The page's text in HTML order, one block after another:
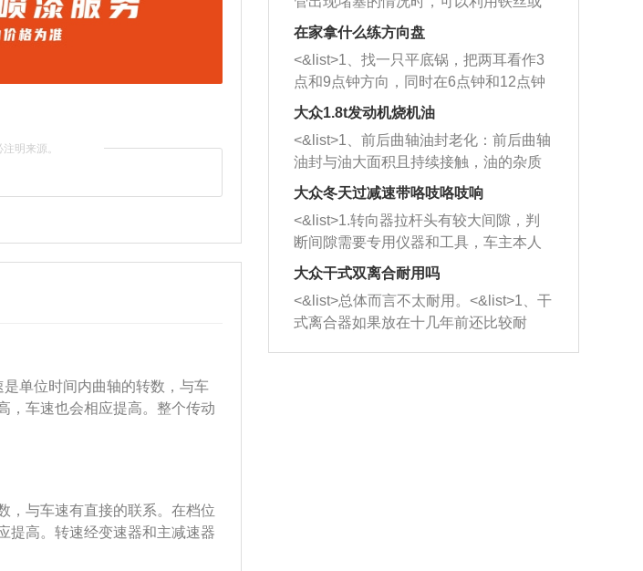
明来源。
单位时间内曲轴的转数，与车
，车速也会相应提高。整个传动
终反映到车轮上。因此，发动
强弱。比如说，就像用扳手拧
的扭矩会更大，否则，扭矩会更
越大。发动机扭矩越大，汽车加
转动力短，从单位就很容易理解
扭矩大的车多是我们经常看到
，与车速有直接的联系。在档位
提高。转速经变速器和主减速器
上。因此发动机与车轮的转速
者是细棍，直接将杂物给取出来，如果
堵塞情况比较严重，也可以采取应急措
施。 <&list>2、直接利用木棍将所有的
杂物推到排气管里面的位置处，然后将
三元催化器拆解开，就可以将堵塞的东
西取出来。但如果是因为积碳过多引起
的堵塞，就需要将三元催化器泡在草酸
洗剂对堵塞的情况得到解决，将清洗剂
放在燃油箱中，与燃油混合后，车辆启
动时，就可以和汽油一起进入到燃烧
室，最后形成废气排出，就可以让三元
催化器得到清洗，排气管堵塞的情况就
能够得到解决。
在家拿什么练方向盘
<&list>1、找一只平底锅，把两耳看作3
点和9点钟方向，同时在6点钟和12点钟
方向做一个标记。 <&list>2、双手握住
一圈半的练习，往右同样也要打相同的
圈数。 <&list>3、最后强调要反复练
习，这样就可以形成肌肉记忆，在真实
驾驶车辆时，不需要记忆也能打好方
向。
大众1.8t发动机烧机油
<&list>1、前后曲轴油封老化：前后曲轴
油封与油大面积且持续接触，油的杂质
和发动机内持续温度变化使其密封效果
逐渐减弱，导致渗油或漏油。<&list>2、
活塞间隙过大：积碳会使活塞环与缸体
的间隙扩大，导致机油流入燃烧室中，
造成烧机油。<&list>3、机油粘度。使用
机油粘度过小的话，同样会有烧机油现
象，机油粘度过小具有很好的流动性，
大众冬天过减速带咯吱咯吱响
<&list>1.转向器拉杆头有较大间隙，判
断间隙需要专用仪器和工具，车主本人
无法制作，需要将车辆送到修理厂或4s
店；<&list>2.车辆半轴套管防尘罩破
裂，破裂后会出现漏油现象，使半轴磨
损严重，磨损的半轴容易损坏，产生异
响；<&list>3.稳定器的转向胶套和球头
大众干式双离合耐用吗
<&list>总体而言不太耐用。<&list>1、干
式离合器如果放在十几年前还比较耐